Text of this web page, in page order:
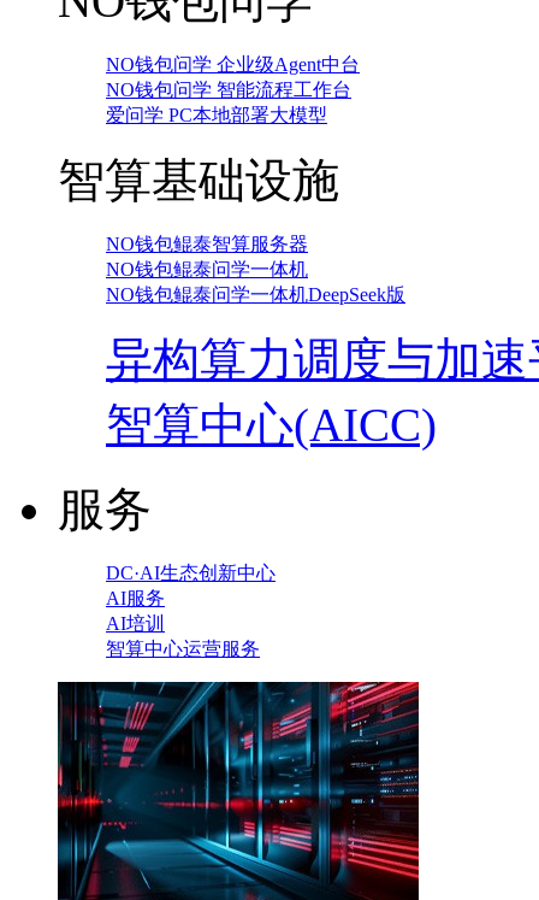
NO钱包问学 企业级Agent中台
NO钱包问学 智能流程工作台
爱问学 PC本地部署大模型
智算基础设施
NO钱包鲲泰智算服务器
NO钱包鲲泰问学一体机
NO钱包鲲泰问学一体机DeepSeek版
异构算力调度与加
智算中心(AICC)
服务
DC·AI生态创新中心
AI服务
AI培训
智算中心运营服务